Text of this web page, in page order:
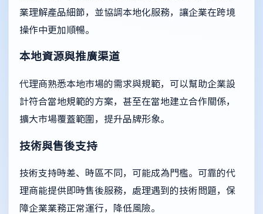
業理解產品細節，並協調本地化服務，讓企業在跨境
操作中更加順暢。
本地資源與推廣渠道
代理商熟悉本地市場的需求與規範，可以幫助企業設
計符合當地規範的方案，甚至在當地建立合作關係，
擴大市場覆蓋範圍，提升品牌形象。
技術與售後支持
技術支持時差、時區不同，可能成為門檻。可靠的代
理商能提供即時售後服務，處理遇到的技術問題，保
障企業業務正常運行，降低風險。